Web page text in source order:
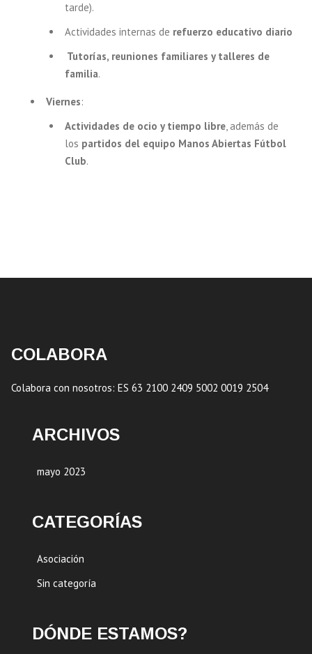
tarde).
Actividades internas de refuerzo educativo diario
Tutorías, reuniones familiares y talleres de
familia.
Viernes:
Actividades de ocio y tiempo libre, además de
los partidos del equipo Manos Abiertas Fútbol
Club.
COLABORA
Colabora con nosotros: ES 63 2100 2409 5002 0019 2504
ARCHIVOS
mayo 2023
CATEGORÍAS
Asociación
Sin categoría
DÓNDE ESTAMOS?